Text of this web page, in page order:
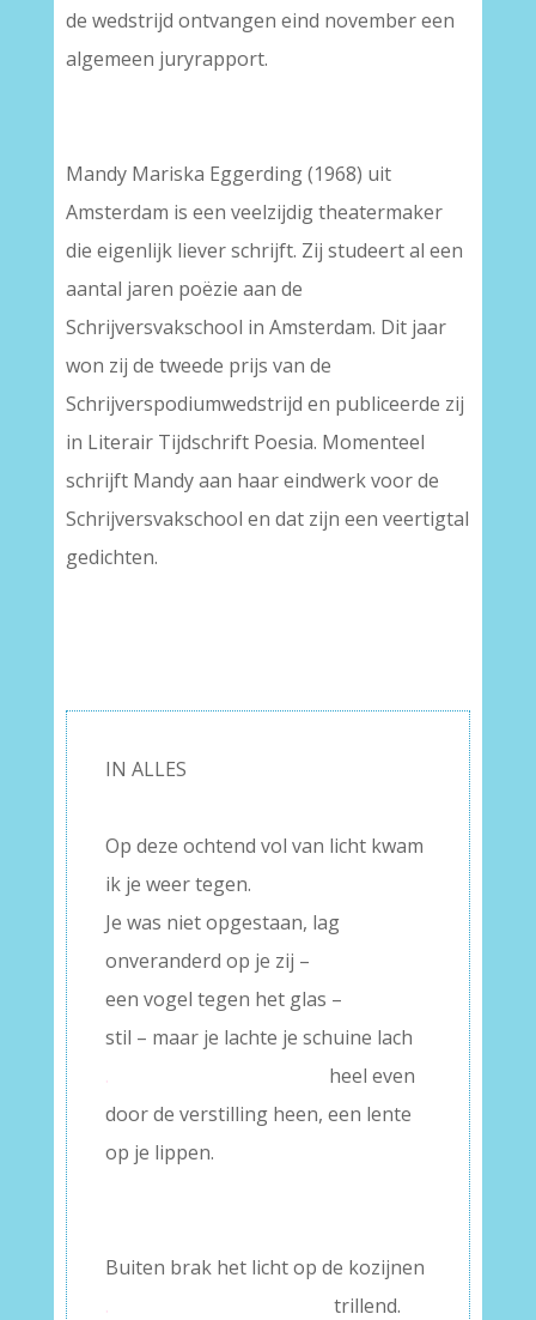
de wedstrijd ontvangen eind november een
algemeen juryrapport.
Mandy Mariska Eggerding (1968) uit
Amsterdam is een veelzijdig theatermaker
die eigenlijk liever schrijft. Zij studeert al een
aantal jaren poëzie aan de
Schrijversvakschool in Amsterdam. Dit jaar
won zij de tweede prijs van de
Schrijverspodiumwedstrijd en publiceerde zij
in Literair Tijdschrift Poesia. Momenteel
schrijft Mandy aan haar eindwerk voor de
Schrijversvakschool en dat zijn een veertigtal
gedichten.
IN ALLES
Op deze ochtend vol van licht kwam
ik je weer tegen.
Je was niet opgestaan, lag
onveranderd op je zij –
een vogel tegen het glas –
stil – maar je lachte je schuine lach
.
heel even
door de verstilling heen, een lente
op je lippen.
Buiten brak het licht op de kozijnen
.
trillend.